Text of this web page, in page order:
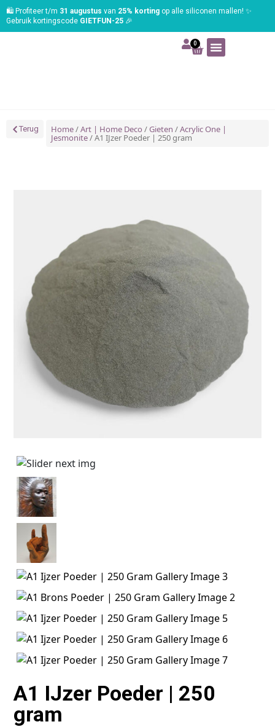
🛍️ Profiteer t/m 31 augustus van 25% korting op alle siliconen mallen! ✨
Gebruik kortingscode GIETFUN-25 🎉
0
Terug Home/Art | Home Deco /Gieten /Acrylic One |
Jesmonite/ A1 IJzer Poeder | 250 gram
A1 IJzer Poeder | 250
gram